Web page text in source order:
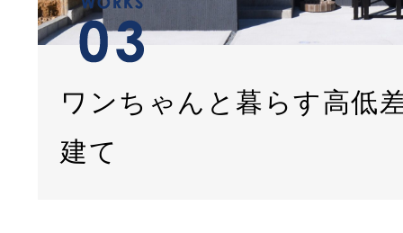
ワンちゃんと暮らす高低
建て